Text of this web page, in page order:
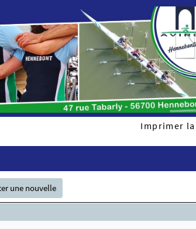
Imprimer
une nouvelle